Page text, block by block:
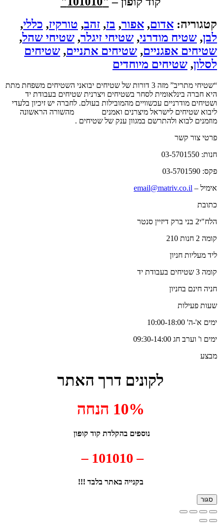
קטגוריה: אדום, אפור, בז, זהב, טורקיז, כללי,
לבן, שטיח מודרני, שטיחי זיגלר, שטיחי שהל,
שטיחים אפגניים, שטיחים אתניים, שטיחים
לסלון, שטיחים מיוחדים
“שטיחי מתריב” מזה 3 דורות של שטיחים יבואני השטיחים משפחת מתת
היא חברה בינלאומית לסחר בשטיחים ויצרנית שטיחים בעבודת יד
ושטיחים מודרניים עכשוויים מהמובילות בעולם. לחברה יש זיכיון בלעדי
ליבוא שטיחים לישראל מיצרנים ואמנים
מהשורה הראשונה
מוזמנים לבוא ולהתרשם במגוון ענק של שטיחים .
פרטי צור קשר
חנות: 03-5701550
פקס: 03-5701590
אימיל – email@matriv.co.il
כתובת
הלח"י2 בני ברק דיזיין סנטר
קומה 2 חנות 210
ליד מעליות חניון
קומה 3 שטיחים בעבודת יד
חניה חינם בחניון
שעות פעילות
ימים א'-ה' 10:00-18:00
ימים ו' וערב חג 09:30-14:00
מבצע
לקונים דרך האתר
נוספים בהקלדת קוד קופון
– 101010 –
בקנייה באתר בלבד !!!
סגור